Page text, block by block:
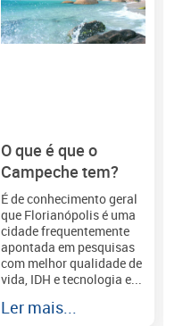
O que é que o
Campeche tem?
É de conhecimento geral
que Florianópolis é uma
cidade frequentemente
apontada em pesquisas
com melhor qualidade de
vida, IDH e tecnologia e...
Ler mais...